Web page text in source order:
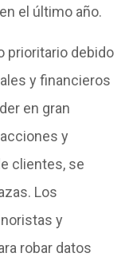
el último año.
prioritario debido
y financieros
en gran
y
clientes, se
Los
y
robar datos